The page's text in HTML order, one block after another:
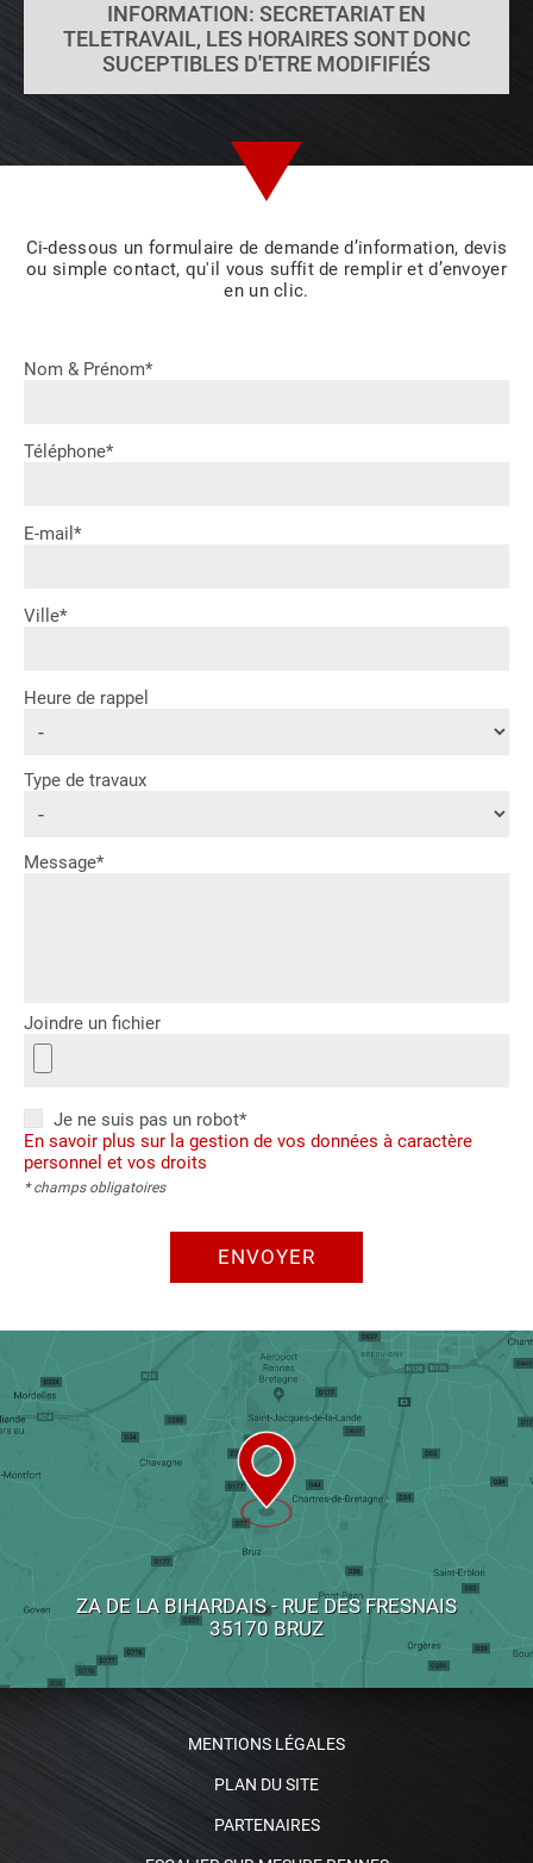
INFORMATION: SECRETARIAT EN
TELETRAVAIL, LES HORAIRES SONT DONC
SUCEPTIBLES D'ETRE MODIFIFIÉS
Ci-dessous un formulaire de demande d’information, devis
ou simple contact, qu'il vous suffit de remplir et d’envoyer
en un clic.
Nom & Prénom*
Téléphone*
E-mail*
Ville*
Heure de rappel
Type de travaux
Message*
Joindre un fichier
Je ne suis pas un robot*
En savoir plus sur la gestion de vos données à caractère
personnel et vos droits
* champs obligatoires
ENVOYER
ZA DE LA BIHARDAIS - RUE DES FRESNAIS
35170 BRUZ
MENTIONS LÉGALES
PLAN DU SITE
PARTENAIRES